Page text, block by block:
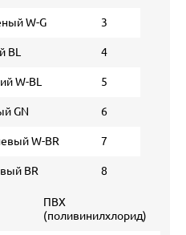
W-G 3
BL 4
W-BL 5
GN 6
W-BR 7
BR 8
ПВХ
(поливинилхлорид)